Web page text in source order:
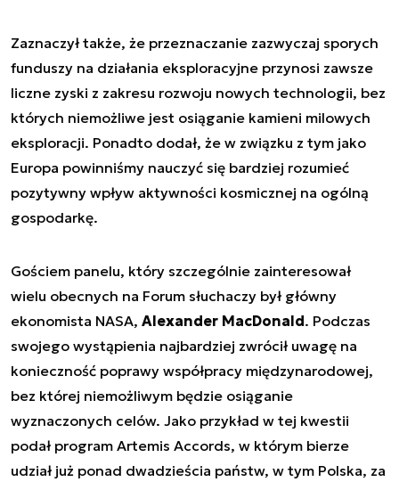
Zaznaczył także, że przeznaczanie zazwyczaj sporych
funduszy na działania eksploracyjne przynosi zawsze
liczne zyski z zakresu rozwoju nowych technologii, bez
których niemożliwe jest osiąganie kamieni milowych
eksploracji. Ponadto dodał, że w związku z tym jako
Europa powinniśmy nauczyć się bardziej rozumieć
pozytywny wpływ aktywności kosmicznej na ogólną
gospodarkę.
Gościem panelu, który szczególnie zainteresował
wielu obecnych na Forum słuchaczy był główny
ekonomista NASA, Alexander MacDonald. Podczas
swojego wystąpienia najbardziej zwrócił uwagę na
konieczność poprawy współpracy międzynarodowej,
bez której niemożliwym będzie osiąganie
wyznaczonych celów. Jako przykład w tej kwestii
podał program Artemis Accords, w którym bierze
udział już ponad dwadzieścia państw, w tym Polska, za